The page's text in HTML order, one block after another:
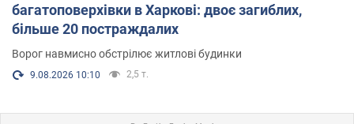
багатоповерхівки в Харкові: двоє загиблих,
більше 20 постраждалих
Ворог навмисно обстрілює житлові будинки
9.08.2026 10:10 2,5 т.